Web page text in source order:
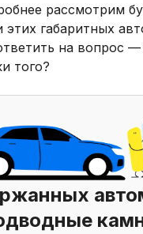
рассмотрим
этих габаритных
на вопрос —
того?